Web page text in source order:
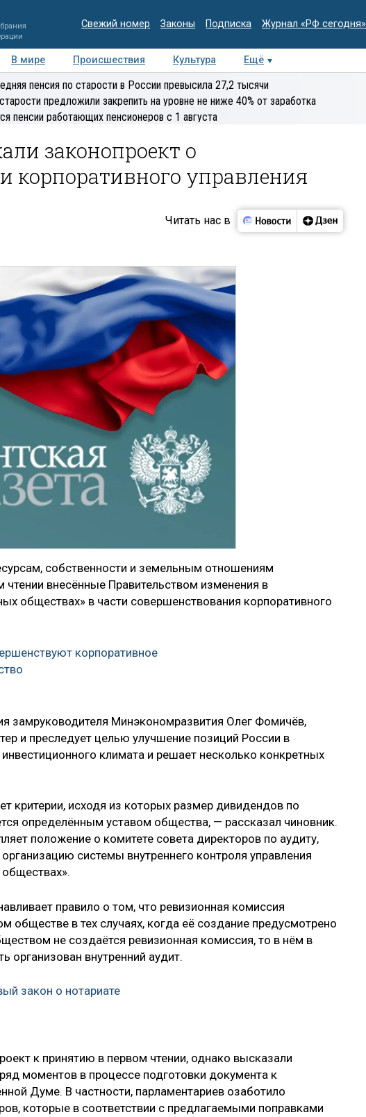
Свежий номер Законы Подписка Журнал «РФ сегодня»
В мире Происшествия Культура Ещё
Медиацентр Интервью Колумнисты
экспертиза
пенсия по старости в России превысила 27,2 тысячи
предложили закрепить на уровне не ниже 40% от заработка
пенсии работающих пенсионеров с 1 августа
законопроект о
корпоративного управления
Читать нас в
собственности и земельным отношениям
внесённые Правительством изменения в
обществах» в части совершенствования корпоративного
корпоративное
замруководителя Минэкономразвития Олег Фомичёв,
и преследует целью улучшение позиций России в
климата и решает несколько конкретных
критерии, исходя из которых размер дивидендов по
определённым уставом общества, — рассказал чиновник.
положение о комитете совета директоров по аудиту,
системы внутреннего контроля управления
правило о том, что ревизионная комиссия
обществе в тех случаях, когда её создание предусмотрено
не создаётся ревизионная комиссия, то в нём в
внутренний аудит.
закон о нотариате
к принятию в первом чтении, однако высказали
моментов в процессе подготовки документа к
Думе. В частности, парламентариев озаботило
которые в соответствии с предлагаемыми поправками